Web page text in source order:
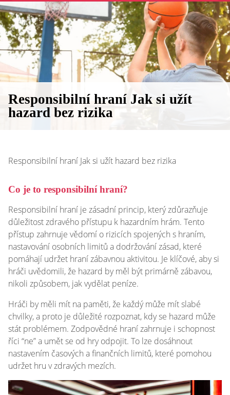
Responsibilní hraní Jak si užít
hazard bez rizika
Responsibilní hraní Jak si užít hazard bez rizika
Co je to responsibilní hraní?
Responsibilní hraní je zásadní princip, který zdůrazňuje
důležitost zdravého přístupu k hazardním hrám. Tento
přístup zahrnuje vědomí o rizicích spojených s hraním,
nastavování osobních limitů a dodržování zásad, které
pomáhají udržet hraní zábavnou aktivitou. Je klíčové, aby si
hráči uvědomili, že hazard by měl být primárně zábavou,
nikoli způsobem, jak vydělat peníze.
Hráči by měli mít na paměti, že každý může mít slabé
chvilky, a proto je důležité rozpoznat, kdy se hazard může
stát problémem. Zodpovědné hraní zahrnuje i schopnost
říci “ne” a umět se od hry odpojit. To lze dosáhnout
nastavením časových a finančních limitů, které pomohou
udržet hru v zdravých mezích.